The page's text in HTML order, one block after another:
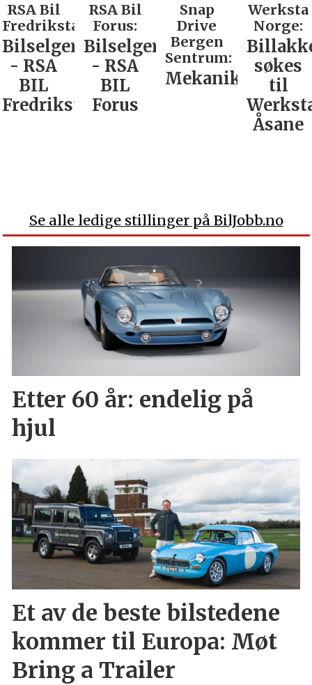
RSA Bil
Fredrikstad:
Bilselger
- RSA
BIL
Fredrikstad
RSA Bil
Forus:
Bilselger
- RSA
BIL
Forus
Snap
Drive
Bergen
Sentrum:
Mekaniker
Werksta
Norge:
søkes
til
Åsane
Se alle ledige stillinger på BilJobb.no
Etter 60 år: endelig på
hjul
Et av de beste bilstedene
kommer til Europa: Møt
Bring a Trailer